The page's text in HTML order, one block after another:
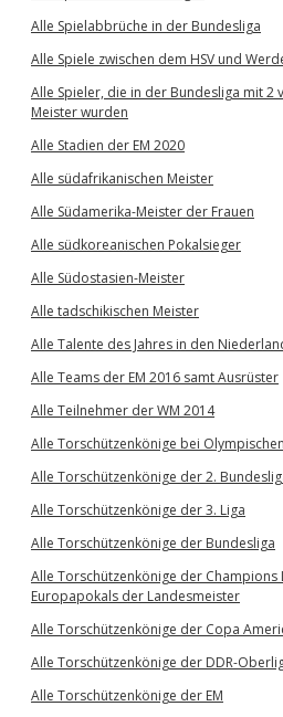
Alle Spielabbrüche in der Bundesliga
Alle Spiele zwischen dem HSV und
Alle Spieler, die in der Bundesliga mit 2
Meister wurden
Alle Stadien der EM 2020
Alle südafrikanischen Meister
Alle Südamerika-Meister der Frauen
Alle südkoreanischen Pokalsieger
Alle Südostasien-Meister
Alle tadschikischen Meister
Alle Talente des Jahres in den
Alle Teams der EM 2016 samt Ausrüster
Alle Teilnehmer der WM 2014
Alle Torschützenkönige bei
Alle Torschützenkönige der 2.
Alle Torschützenkönige der 3. Liga
Alle Torschützenkönige der Bundesliga
Alle Torschützenkönige der Champions
Europapokals der Landesmeister
Alle Torschützenkönige der Copa
Alle Torschützenkönige der DDR-
Alle Torschützenkönige der EM